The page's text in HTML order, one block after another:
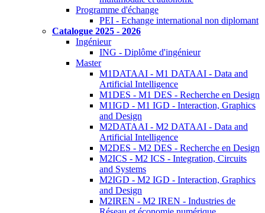
Programme d'échange
PEI - Echange international non diplomant
Catalogue 2025 - 2026
Ingénieur
ING - Diplôme d'ingénieur
Master
M1DATAAI - M1 DATAAI - Data and
Artificial Intelligence
M1DES - M1 DES - Recherche en Design
M1IGD - M1 IGD - Interaction, Graphics
and Design
M2DATAAI - M2 DATAAI - Data and
Artificial Intelligence
M2DES - M2 DES - Recherche en Design
M2ICS - M2 ICS - Integration, Circuits
and Systems
M2IGD - M2 IGD - Interaction, Graphics
and Design
M2IREN - M2 IREN - Industries de